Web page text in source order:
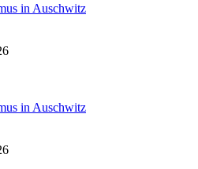
in Auschwitz
in Auschwitz